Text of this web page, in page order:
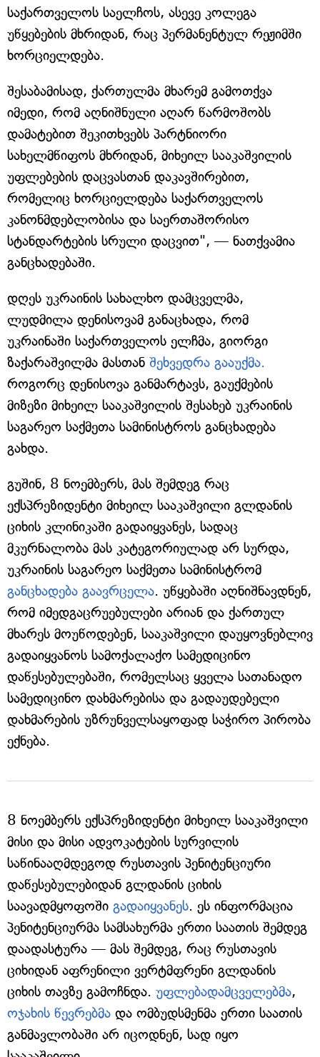
საქართველოს საელჩოს, ასევე კოლეგა
უწყებების მხრიდან, რაც პერმანენტულ რეჟიმში
ხორციელდება.
შესაბამისად, ქართულმა მხარემ გამოთქვა
იმედი, რომ აღნიშნული აღარ წარმოშობს
დამატებით შეკითხვებს პარტნიორი
სახელმწიფოს მხრიდან, მიხეილ სააკაშვილის
უფლებების დაცვასთან დაკავშირებით,
რომელიც ხორციელდება საქართველოს
კანონმდებლობისა და საერთაშორისო
სტანდარტების სრული დაცვით", — ნათქვამია
განცხადებაში.
დღეს უკრაინის სახალხო დამცველმა,
ლუდმილა დენისოვამ განაცხადა, რომ
უკრაინაში საქართველოს ელჩმა, გიორგი
ზაქარაშვილმა მასთან შეხვედრა გააუქმა.
როგორც დენისოვა განმარტავს, გაუქმების
მიზეზი მიხეილ სააკაშვილის შესახებ უკრაინის
საგარეო საქმეთა სამინისტროს განცხადება
გახდა.
გუშინ, 8 ნოემბერს, მას შემდეგ რაც
ექსპრეზიდენტი მიხეილ სააკაშვილი გლდანის
ციხის კლინიკაში გადაიყვანეს, სადაც
მკურნალობა მას კატეგორიულად არ სურდა,
უკრაინის საგარეო საქმეთა სამინისტრომ
განცხადება გაავრცელა. უწყებაში აღნიშნავდნენ,
რომ იმედგაცრუებულები არიან და ქართულ
მხარეს მოუწოდებენ, სააკაშვილი დაუყოვნებლივ
გადაიყვანოს სამოქალაქო სამედიცინო
დაწესებულებაში, რომელსაც ყველა სათანადო
სამედიცინო დახმარებისა და გადაუდებელი
დახმარების უზრუნველსაყოფად საჭირო პირობა
ექნება.
8 ნოემბერს ექსპრეზიდენტი მიხეილ სააკაშვილი
მისი და მისი ადვოკატების სურვილის
საწინააღმდეგოდ რუსთავის პენიტენციური
დაწესებულებიდან გლდანის ციხის
საავადმყოფოში გადაიყვანეს. ეს ინფორმაცია
პენიტენციურმა სამსახურმა ერთი საათის შემდეგ
დაადასტურა — მას შემდეგ, რაც რუსთავის
ციხიდან აფრენილი ვერტმფრენი გლდანის
ციხის თავზე გამოჩნდა. უფლებადამცველებმა,
ოჯახის წევრებმა და ომბუდსმენმა ერთი საათის
განმავლობაში არ იცოდნენ, სად იყო